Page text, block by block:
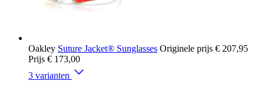
Oakley Suture Jacket® Sunglasses Originele prijs € 207,95
Prijs € 173,00
3 varianten